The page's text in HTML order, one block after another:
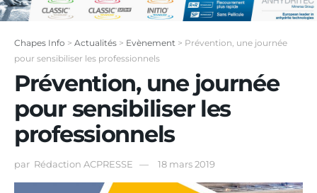
Chapes Info > Actualités > Evènement > Prévention, une journée
pour sensibiliser les professionnels
Prévention, une journée
pour sensibiliser les
professionnels
par Rédaction ACPRESSE 18 mars 2019